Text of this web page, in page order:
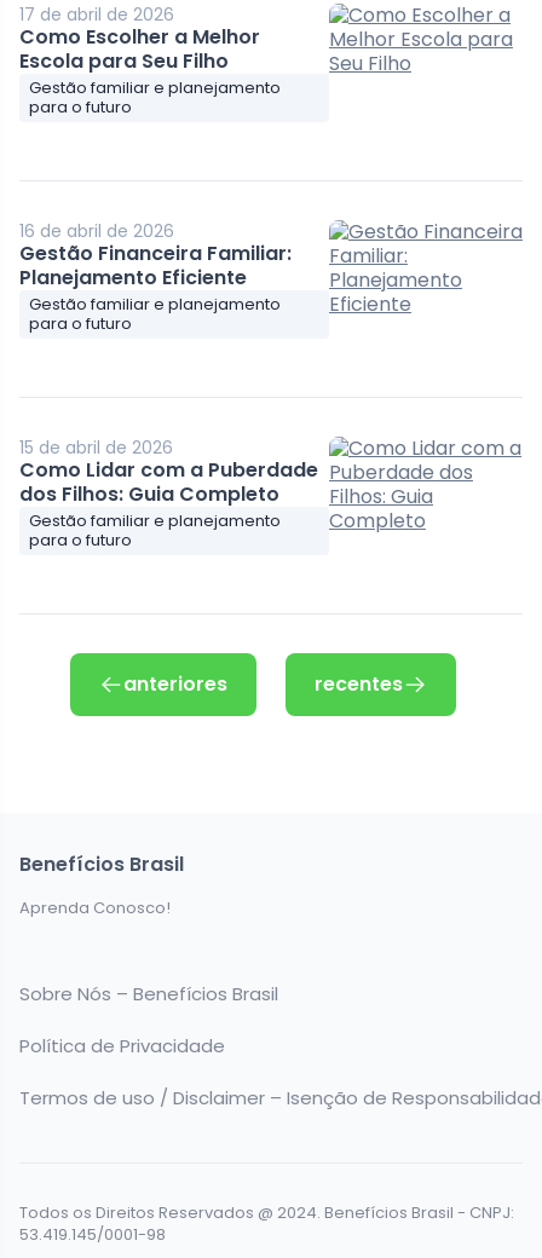
17 de abril de 2026
Como Escolher a Melhor
Escola para Seu Filho
Gestão familiar e planejamento
para o futuro
16 de abril de 2026
Gestão Financeira Familiar:
Planejamento Eficiente
Gestão familiar e planejamento
para o futuro
15 de abril de 2026
Como Lidar com a Puberdade
dos Filhos: Guia Completo
Gestão familiar e planejamento
para o futuro
anteriores recentes
Benefícios Brasil
Aprenda Conosco!
Sobre Nós – Benefícios Brasil
Política de Privacidade
Termos de uso / Disclaimer – Isenção de
Todos os Direitos Reservados @ 2024. Benefícios Brasil - CNPJ:
53.419.145/0001-98